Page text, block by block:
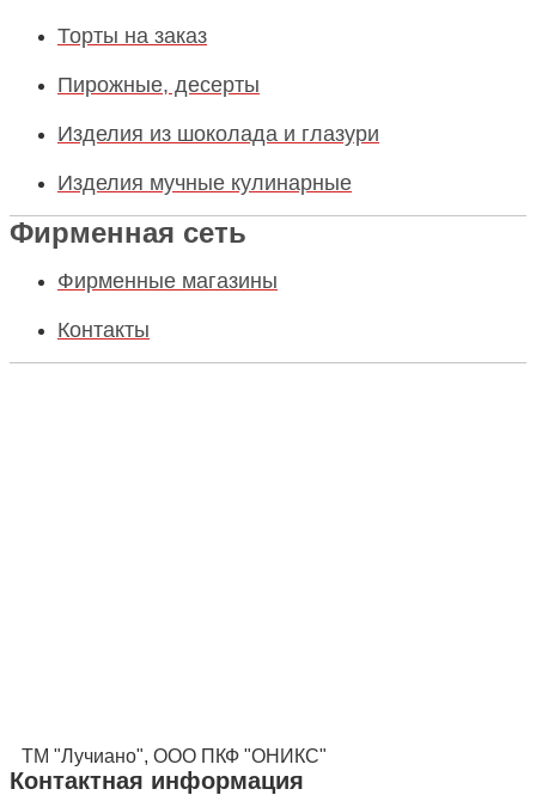
Торты на заказ
Пирожные, десерты
Изделия из шоколада и глазури
Изделия мучные кулинарные
Фирменная сеть
Фирменные магазины
Контакты
ТМ "Лучиано", ООО ПКФ "ОНИКС"
Контактная информация